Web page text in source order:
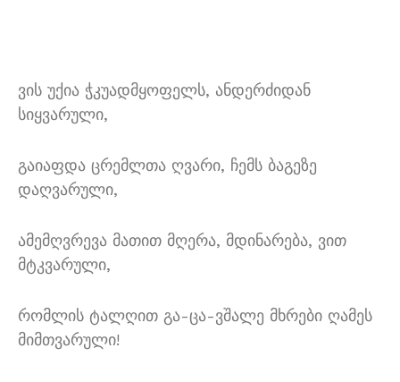
ვის უქია ჭკუადმყოფელს, ანდერძიდან
სიყვარული,
გაიაფდა ცრემლთა ღვარი, ჩემს ბაგეზე
დაღვარული,
ამემღვრევა მათით მღერა, მდინარება, ვით
მტკვარული,
რომლის ტალღით გა-ცა-ვშალე მხრები ღამეს
მიმთვარული!